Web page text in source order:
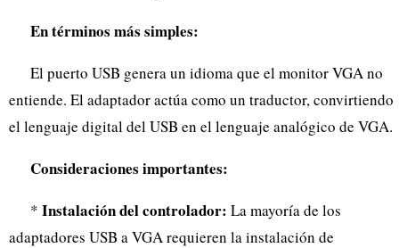
En términos más simples:
El puerto USB genera un idioma que el monitor VGA no
entiende. El adaptador actúa como un traductor, convirtiendo
el lenguaje digital del USB en el lenguaje analógico de VGA.
Consideraciones importantes:
* Instalación del controlador: La mayoría de los
adaptadores USB a VGA requieren la instalación de